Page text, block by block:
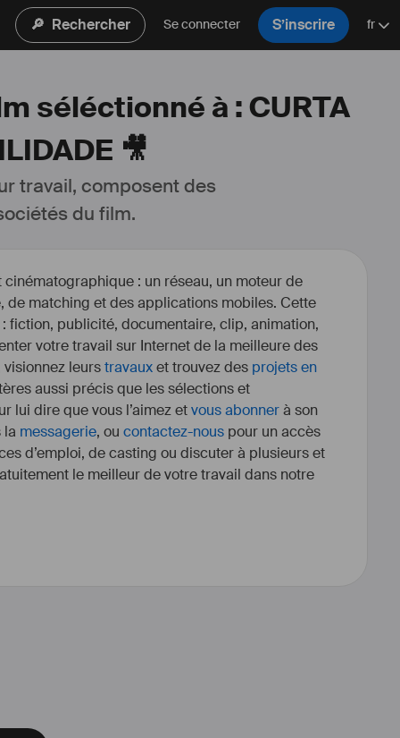
🔎 Rechercher Se connecter S’inscrire fr
séléctionné à : CURTA
🎥
travail, composent des
du film.
: un réseau, un moteur de
de matching et des applications mobiles. Cette
fiction, publicité, documentaire, clip, animation,
votre travail sur Internet de la meilleure des
visionnez leurstravauxet trouvez des projets en
aussi précis que les sélections et
lui dire que vous l’aimez etvous abonnerà son
la messagerie, ou contactez-nous pour un accès
d’emploi, de casting ou discuter à plusieurs et
le meilleur de votre travail dans notre